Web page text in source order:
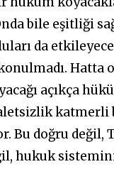
bile eşitliği
da
Hatta
açıkça
katmerli
Bu doğru değil,
hukuk